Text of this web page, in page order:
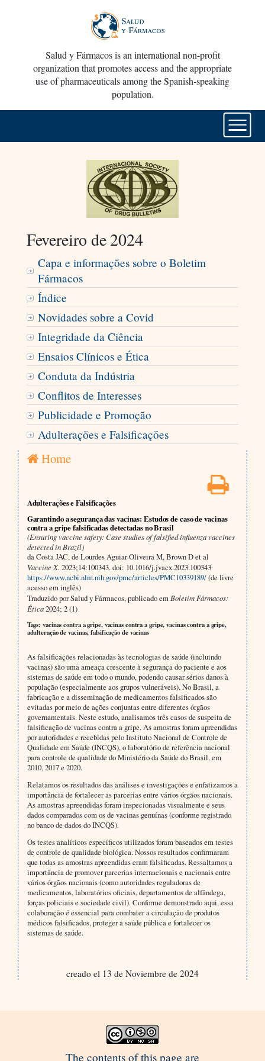
Salud y Fármacos is an international non-profit
organization that promotes access and the appropriate
use of pharmaceuticals among the Spanish-speaking
population.
Fevereiro de 2024
Capa e informações sobre o Boletim
Fármacos
Índice
Novidades sobre a Covid
Integridade da Ciência
Ensaios Clínicos e Ética
Conduta da Indústria
Conflitos de Interesses
Publicidade e Promoção
Adulterações e Falsificações
Home
Adulterações e Falsificações
Garantindo a segurança das vacinas: Estudos de caso de vacinas
contra a gripe falsificadas detectadas no Brasil
(Ensuring vaccine safety: Case studies of falsified influenza vaccines
detected in Brazil)
da Costa JAC, de Lourdes Aguiar-Oliveira M, Brown D et al
Vaccine X. 2023;14:100343. doi: 10.1016/j.jvacx.2023.100343
https://www.ncbi.nlm.nih.gov/pmc/articles/PMC10339189/(de livre
acesso em inglês)
Traduzido por Salud y Fármacos, publicado em Boletim Fármacos:
Ética2024; 2 (1)
Tags: vacinas contra a gripe, vacinas contra a gripe, vacinas contra a gripe,
adulteração de vacinas, falsificação de vacinas
As falsificações relacionadas às tecnologias de saúde (incluindo
vacinas) são uma ameaça crescente à segurança do paciente e aos
sistemas de saúde em todo o mundo, podendo causar sérios danos à
população (especialmente aos grupos vulneráveis). No Brasil, a
fabricação e a disseminação de medicamentos falsificados são
evitadas por meio de ações conjuntas entre diferentes órgãos
governamentais. Neste estudo, analisamos três casos de suspeita de
falsificação de vacinas contra a gripe. As amostras foram apreendidas
por autoridades e recebidas pelo Instituto Nacional de Controle de
Qualidade em Saúde (INCQS), o laboratório de referência nacional
para controle de qualidade do Ministério da Saúde do Brasil, em
2010, 2017 e 2020.
Relatamos os resultados das análises e investigações e enfatizamos a
importância de fortalecer as parcerias entre vários órgãos nacionais.
As amostras apreendidas foram inspecionadas visualmente e seus
dados comparados com os de vacinas genuínas (conforme registrado
no banco de dados do INCQS).
Os testes analíticos específicos utilizados foram baseados em testes
de controle de qualidade biológica. Nossos resultados confirmaram
que todas as amostras apreendidas eram falsificadas. Ressaltamos a
importância de promover parcerias internacionais e nacionais entre
vários órgãos nacionais (como autoridades reguladoras de
medicamentos, laboratórios oficiais, departamentos de alfândega,
forças policiais e sociedade civil). Conforme demonstrado aqui, essa
colaboração é essencial para combater a circulação de produtos
médicos falsificados, proteger a saúde pública e fortalecer os
sistemas de saúde.
creado el 13 de Noviembre de 2024
The contents of this page are